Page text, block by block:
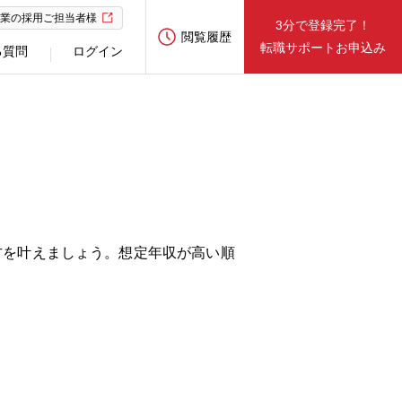
の採用ご担当者様
問 ログイン
閲覧履歴
3分で登録完了！
転職サポートお申込み
叶えましょう。想定年収が高い順